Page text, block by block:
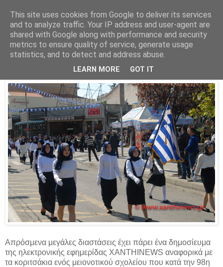
Parakato.gr
Γιατί τώρα και όχι πέρυσι;
Απρόσμενα μεγάλες διαστάσεις έχει πάρει ένα δημοσίευμα
της ηλεκτρονικής εφημερίδας XANTHINEWS αναφορικά με
τα κοριτσάκια ενός μειονοτικού σχολείου που κατά την 98η
This site uses cookies from Google to deliver its services
and to analyze traffic. Your IP address and user-agent are
shared with Google along with performance and security
metrics to ensure quality of service, generate usage
statistics, and to detect and address abuse.
LEARN MORE GOT IT